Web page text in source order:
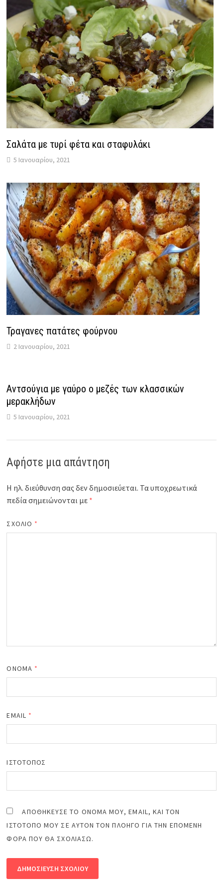
Σαλάτα με τυρί φέτα και σταφυλάκι
5 Ιανουαρίου, 2021
Τραγανες πατάτες φούρνου
2 Ιανουαρίου, 2021
Αντσούγια με γαύρο ο μεζές των κλασσικών
μερακλήδων
5 Ιανουαρίου, 2021
Αφήστε μια απάντηση
Η ηλ. διεύθυνση σας δεν δημοσιεύεται. Τα υποχρεωτικά
πεδία σημειώνονται με *
ΣΧΌΛΙΟ *
ΌΝΟΜΑ *
EMAIL *
ΙΣΤΌΤΟΠΟΣ
ΑΠΟΘΉΚΕΥΣΕ ΤΟ ΌΝΟΜΆ ΜΟΥ, EMAIL, ΚΑΙ ΤΟΝ
ΙΣΤΌΤΟΠΟ ΜΟΥ ΣΕ ΑΥΤΌΝ ΤΟΝ ΠΛΟΗΓΌ ΓΙΑ ΤΗΝ ΕΠΌΜΕΝΗ
ΦΟΡΆ ΠΟΥ ΘΑ ΣΧΟΛΙΆΣΩ.